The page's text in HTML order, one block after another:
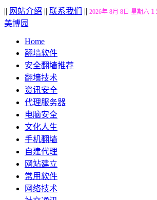
|| 网站介绍 || 联系我们 || 2026年 8月 8日 星期六
美博园
Home
翻墙软件
安全翻墙推荐
翻墙技术
资讯安全
代理服务器
电脑安全
文化人生
手机翻墙
自建代理
网站建立
常用软件
网络技术